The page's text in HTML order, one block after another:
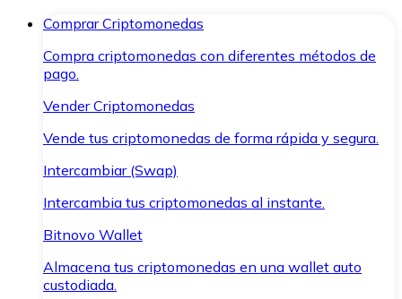
Comprar Criptomonedas
Compra criptomonedas con diferentes métodos de
pago.
Vender Criptomonedas
Vende tus criptomonedas de forma rápida y segura.
Intercambiar (Swap)
Intercambia tus criptomonedas al instante.
Bitnovo Wallet
Almacena tus criptomonedas en una wallet auto
custodiada.